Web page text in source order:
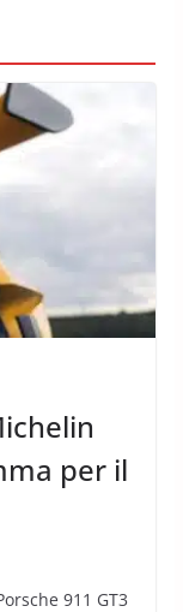
per il
911 GT3